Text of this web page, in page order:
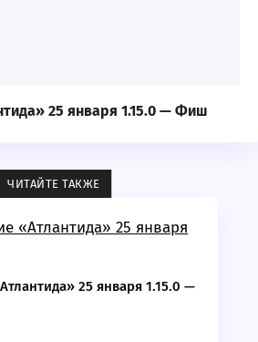
25 января 1.15.0 — Фиш
ЧИТАЙТЕ ТАКЖЕ
25 января 1.15.0 —